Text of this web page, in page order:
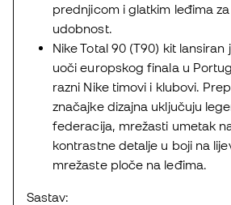
prednjicom i glatkim leđima
udobnost.
Nike Total 90 (T90) kit lansiran
uoči europskog finala u
razni Nike timovi i klubovi.
značajke dizajna uključuju
federacija, mrežasti umetak
kontrastne detalje u boji na
mrežaste ploče na leđima.
Sastav: